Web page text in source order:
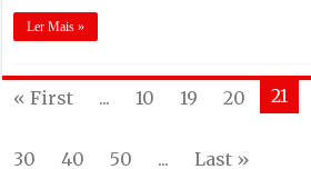
Ler Mais »
« First ... 10 19 20 21
30
40 50 ... Last »